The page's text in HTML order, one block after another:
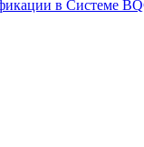
в Системе